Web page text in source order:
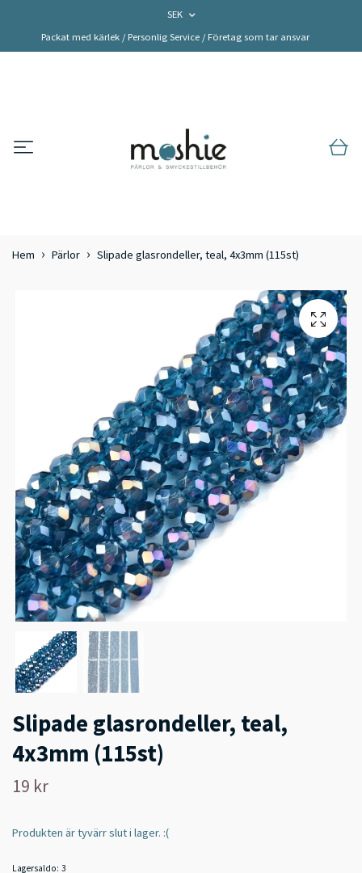
SEK
Packat med kärlek / Personlig Service / Företag som tar ansvar
Hem Pärlor Slipade glasrondeller, teal, 4x3mm (115st)
Slipade glasrondeller, teal,
4x3mm (115st)
19 kr
Produkten är tyvärr slut i lager. :(
Lagersaldo: 3